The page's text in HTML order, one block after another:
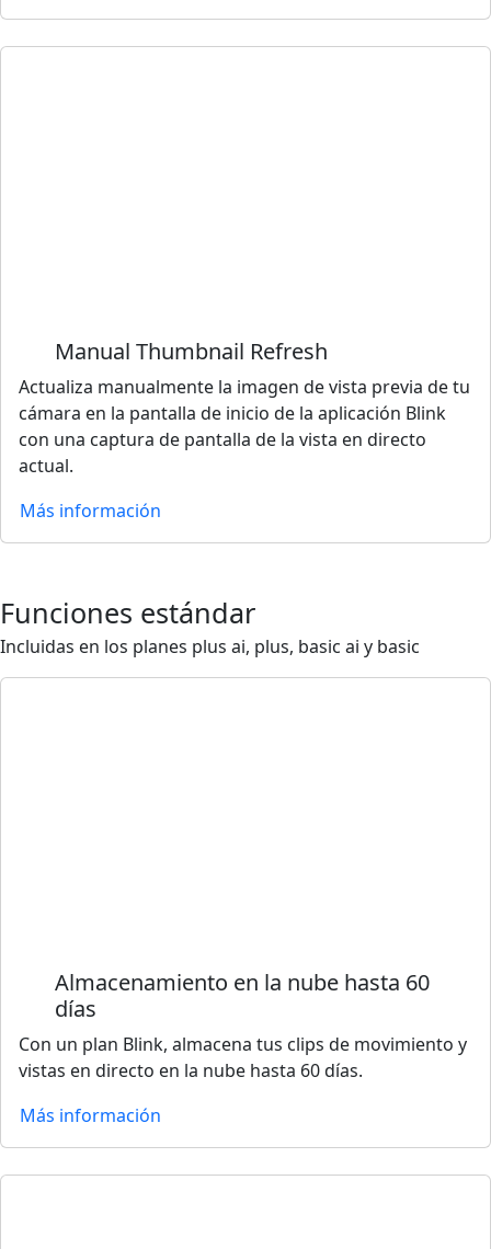
Manual Thumbnail Refresh
Actualiza manualmente la imagen de vista previa de tu
cámara en la pantalla de inicio de la aplicación Blink
con una captura de pantalla de la vista en directo
actual.
Más información
Funciones estándar
Incluidas en los planes plus ai, plus, basic ai y basic
Almacenamiento en la nube hasta 60
días
Con un plan Blink, almacena tus clips de movimiento y
vistas en directo en la nube hasta 60 días.
Más información